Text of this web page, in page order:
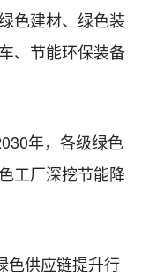
色建材、绿色装
、节能环保装备
年，各级绿色
工厂深挖节能降
色供应链提升行